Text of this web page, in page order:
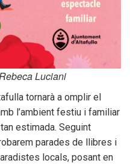
Luciani
tornarà a omplir el
l’ambient festiu i familiar
estimada. Seguint
parades de llibres i
locals, posant en